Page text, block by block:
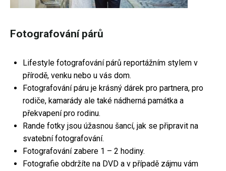
Fotografování párů
Lifestyle fotografování párů reportážním stylem v
přírodě, venku nebo u vás dom.
Fotografování páru je krásný dárek pro partnera, pro
rodiče, kamarády ale také nádherná památka a
překvapení pro rodinu.
Rande fotky jsou úžasnou šancí, jak se připravit na
svatební fotografování.
Fotografování zabere 1 – 2 hodiny.
Fotografie obdržíte na DVD a v případě zájmu vám